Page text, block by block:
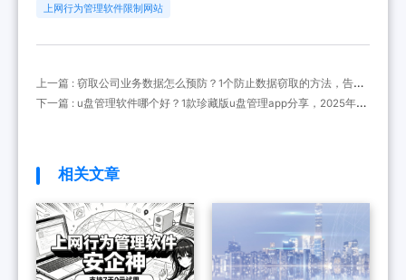
上网行为管理软件限制网站
上一篇 : 窃取公司业务数据怎么预防？1个防止数据窃取的方法，告别
内部外部威胁！
下一篇 : u盘管理软件哪个好？1款珍藏版u盘管理app分享，2025年新
相关文章